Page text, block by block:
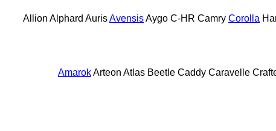
Allion Alphard AurisAvensisAygo C-HR Camry Corolla
AmarokArteon Atlas Beetle Caddy Caravelle